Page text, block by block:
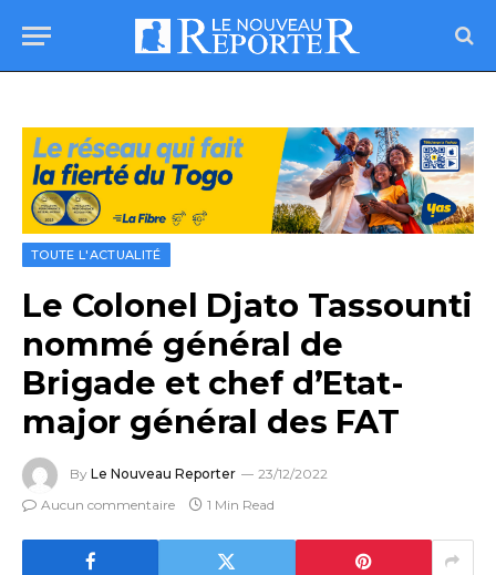
TOUTE L'ACTUALITÉ
Le Colonel Djato Tassounti
nommé général de
Brigade et chef d’Etat-
major général des FAT
By Le Nouveau Reporter
23/12/2022
Aucun commentaire
1 Min Read